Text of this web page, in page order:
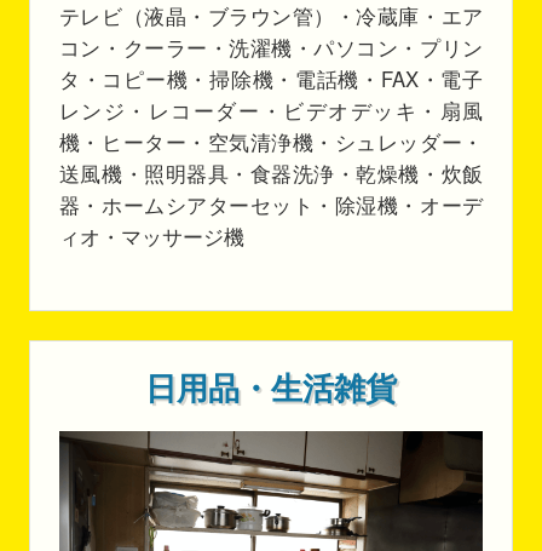
テレビ（液晶・ブラウン管）・冷蔵庫・エア
コン・クーラー・洗濯機・パソコン・プリン
タ・コピー機・掃除機・電話機・FAX・電子
レンジ・レコーダー・ビデオデッキ・扇風
機・ヒーター・空気清浄機・シュレッダー・
送風機・照明器具・食器洗浄・乾燥機・炊飯
器・ホームシアターセット・除湿機・オーデ
ィオ・マッサージ機
日用品・生活雑貨